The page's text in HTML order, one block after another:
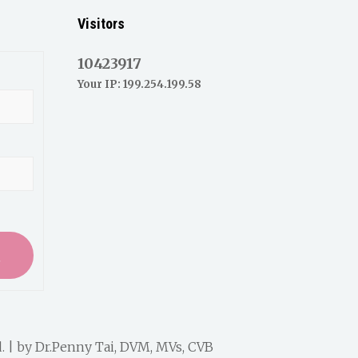
Visitors
10423917
Your IP: 199.254.199.58
| by Dr.Penny Tai, DVM, MVs, CVB